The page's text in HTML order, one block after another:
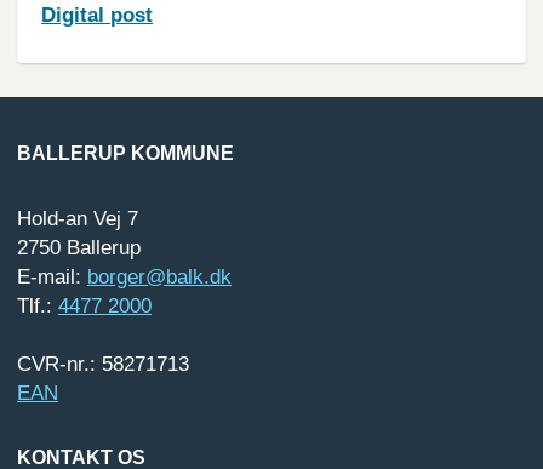
Digital post
BALLERUP KOMMUNE
Hold-an Vej 7
2750 Ballerup
E-mail: borger@balk.dk
Tlf.: 4477 2000
CVR-nr.: 58271713
EAN
KONTAKT OS